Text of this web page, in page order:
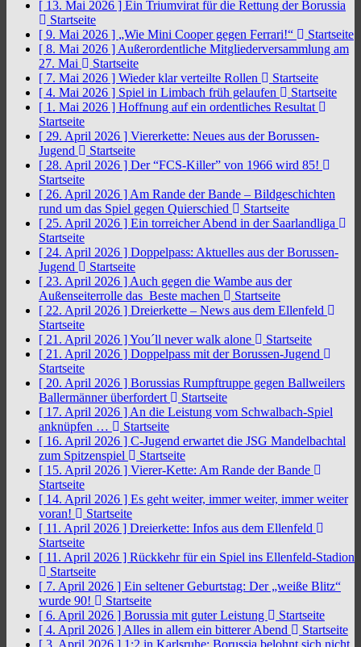
[ 13. Mai 2026 ] Ein Triumvirat für die Rettung der Borussia
Startseite
[ 9. Mai 2026 ] „Wie Mini Cooper gegen Ferrari!“
Startseite
[ 8. Mai 2026 ] Außerordentliche Mitgliederversammlung am
27. Mai
Startseite
[ 7. Mai 2026 ] Wieder klar verteilte Rollen
Startseite
[ 4. Mai 2026 ] Spiel in Limbach früh gelaufen
Startseite
[ 1. Mai 2026 ] Hoffnung auf ein ordentliches Resultat
Startseite
[ 29. April 2026 ] Viererkette: Neues aus der Borussen-
Jugend
Startseite
[ 28. April 2026 ] Der “FCS-Killer” von 1966 wird 85!
Startseite
[ 26. April 2026 ] Am Rande der Bande – Bildgeschichten
rund um das Spiel gegen Quierschied
Startseite
[ 25. April 2026 ] Ein torreicher Abend in der Saarlandliga
Startseite
[ 24. April 2026 ] Doppelpass: Aktuelles aus der Borussen-
Jugend
Startseite
[ 23. April 2026 ] Auch gegen die Wambe aus der
Außenseiterrolle das Beste machen
Startseite
[ 22. April 2026 ] Dreierkette – News aus dem Ellenfeld
Startseite
[ 21. April 2026 ]You´ll never walk alone
Startseite
[ 21. April 2026 ] Doppelpass mit der Borussen-Jugend
Startseite
[ 20. April 2026 ] Borussias Rumpftruppe gegen Ballweilers
Ballermänner überfordert
Startseite
[ 17. April 2026 ] An die Leistung vom Schwalbach-Spiel
anknüpfen …
Startseite
[ 16. April 2026 ] C-Jugend erwartet die JSG Mandelbachtal
zum Spitzenspiel
Startseite
[ 15. April 2026 ] Vierer-Kette: Am Rande der Bande
Startseite
[ 14. April 2026 ] Es geht weiter, immer weiter, immer weiter
voran!
Startseite
[ 11. April 2026 ] Dreierkette: Infos aus dem Ellenfeld
Startseite
[ 11. April 2026 ] Rückkehr für ein Spiel ins Ellenfeld-Stadion
Startseite
[ 7. April 2026 ] Ein seltener Geburtstag: Der „weiße Blitz“
wurde 90!
Startseite
[ 6. April 2026 ] Borussia mit guter Leistung
Startseite
[ 4. April 2026 ] Alles in allem ein bitterer Abend
Startseite
[ 3. April 2026 ] 1:2 in Karlsruhe: Borussia belohnt sich nicht